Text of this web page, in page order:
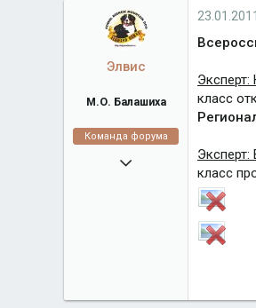
а
л
а
Элвис
М.О. Балашиха
Команда форума
16.02.2008
23.01.2011
Эксперт:
класс
Эксперт:
класс